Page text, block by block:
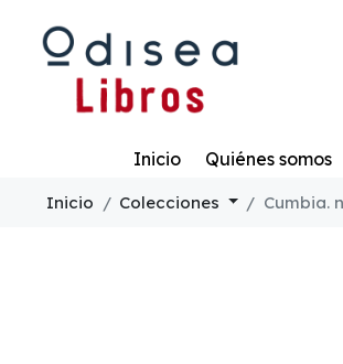
Inicio Quiénes somos
Inicio Colecciones Cumbia.